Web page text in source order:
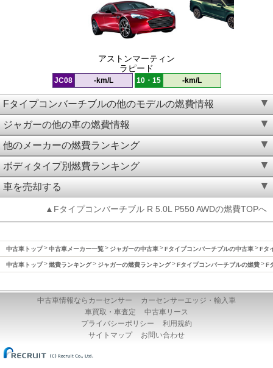
アストンマーティン
ラピード
JC08 -km/L 10・15 -km/L
Fタイプコンバーチブルの他のモデルの燃費情報
ジャガーの他の車の燃費情報
他のメーカーの燃費ランキング
ボディタイプ別燃費ランキング
車を売却する
▲Fタイプコンバーチブル R 5.0L P550 AWDの燃費TOPへ
中古車トップ 中古車メーカー一覧 ジャガーの中古車 Fタイプコンバーチブルの中古車 Fタ
中古車トップ 燃費ランキング ジャガーの燃費ランキング Fタイプコンバーチブルの燃費 F
中古車情報ならカーセンサー
カーセンサーエッジ・輸入車
車買取・車査定
中古車リース
プライバシーポリシー
利用規約
サイトマップ
お問い合わせ